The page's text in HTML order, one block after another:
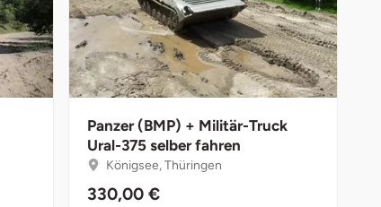
Panzer (BMP) + Militär-Truck
Ural-375 selber fahren
Königsee, Thüringen
330,00 €